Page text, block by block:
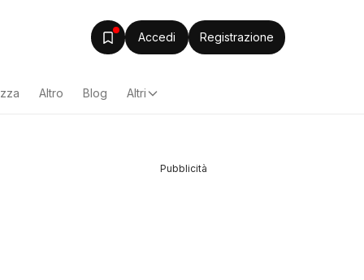
Accedi Registrazione
Altro Blog Altri
Pubblicità